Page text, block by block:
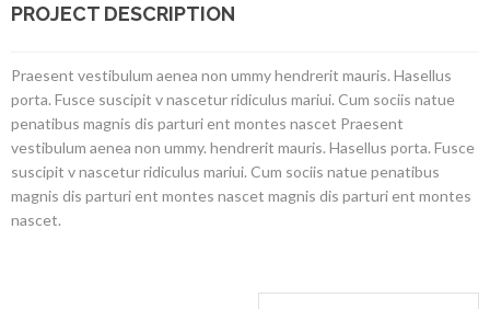
PROJECT DESCRIPTION
Praesent vestibulum aenea non ummy hendrerit mauris. Hasellus
porta. Fusce suscipit v nascetur ridiculus mariui. Cum sociis natue
penatibus magnis dis parturi ent montes nascet Praesent
vestibulum aenea non ummy. hendrerit mauris. Hasellus porta. Fusce
suscipit vnascetur ridiculus mariui. Cum sociis natue penatibus
magnis dis parturi ent montes nascet magnis dis parturi ent montes
nascet.